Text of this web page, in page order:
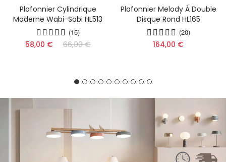
Plafonnier Cylindrique
Moderne Wabi-Sabi HL513
(15)
58,00 € 66,00 €
Plafonnier Melody À Double
Disque Rond HL165
(20)
164,00 €